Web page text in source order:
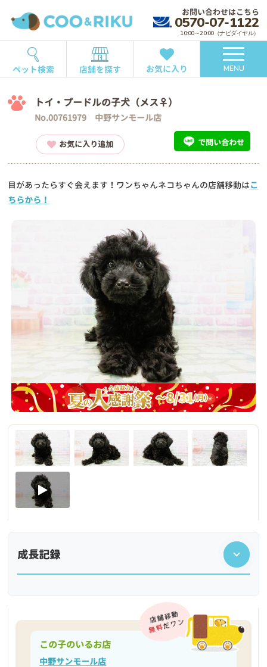
お問い合わせはこちら
0570-07-1122
10:00～20:00（ナビダイヤル）
ペット検索 店舗を探す お気に入り MENU
トイ・プードルの子犬（メス♀）
No.00761979 中野サンモール店
お気に入り追加 で問い合わせ
目があったらすぐ会えます！ワンちゃんネコちゃんの店舗移動はこ
ちらから！
成長記録
この子のいるお店
中野サンモール店